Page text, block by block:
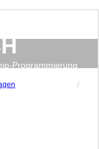
Programmierung